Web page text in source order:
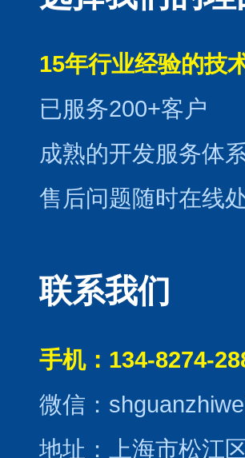
15年行业经验的技
已服务200+客户
成熟的开发服务体
售后问题随时在线
联系我们
手机：134-8274-
微信：
地址：上海市松江